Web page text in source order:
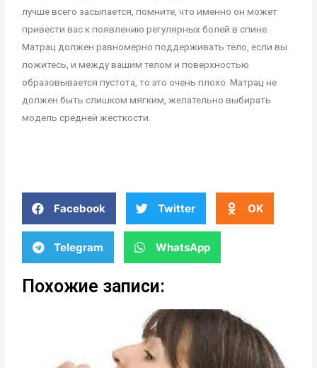
лучше всего засыпается, помните, что именно он может
привести вас к появлению регулярных болей в спине.
Матрац должен равномерно поддерживать тело, если вы
ложитесь, и между вашим телом и поверхностью
образовывается пустота, то это очень плохо. Матрац не
должен быть слишком мягким, желательно выбирать
модель средней жесткости.
Facebook Twitter OK
Telegram WhatsApp
Похожие записи: